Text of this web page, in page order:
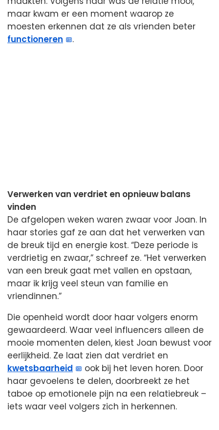
maar kwam er een moment waarop ze
moesten erkennen dat ze als vrienden beter
functioneren
.
Verwerken van verdriet en opnieuw balans
vinden
De afgelopen weken waren zwaar voor Joan. In
haar stories gaf ze aan dat het verwerken van
de breuk tijd en energie kost. “Deze periode is
verdrietig en zwaar,” schreef ze. “Het verwerken
van een breuk gaat met vallen en opstaan,
maar ik krijg veel steun van familie en
vriendinnen.”
Die openheid wordt door haar volgers enorm
gewaardeerd. Waar veel influencers alleen de
mooie momenten delen, kiest Joan bewust voor
eerlijkheid. Ze laat zien dat verdriet en
kwetsbaarheid
ook bij het leven horen. Door
haar gevoelens te delen, doorbreekt ze het
taboe op emotionele pijn na een relatiebreuk –
iets waar veel volgers zich in herkennen.